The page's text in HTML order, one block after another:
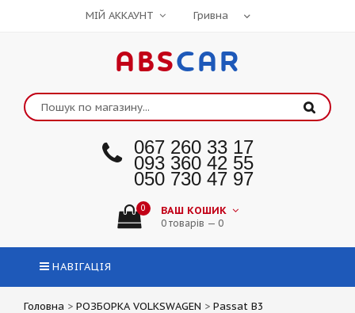
МІЙ АККАУНТ
ABSCAR
067 260 33 17
093 360 42 55
050 730 47 97
0 ВАШ КОШИК
0 товарів — 0
НАВІГАЦІЯ
Головна > РОЗБОРКА VOLKSWAGEN > Passat B3